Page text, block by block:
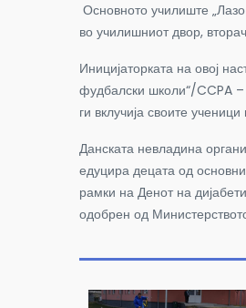
Основното училиште
во училишниот двор,
Иницијаторката на овој
фудбалски школи“/CCPA
ги вклучија своите
Данската невладина
едуцира децата од
рамки на Денот на
одобрен од